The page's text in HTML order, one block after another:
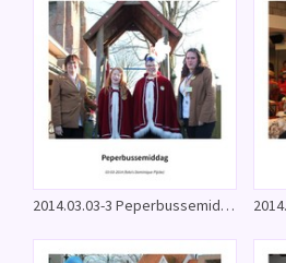
2014.03.03-3 Peperbussemiddag